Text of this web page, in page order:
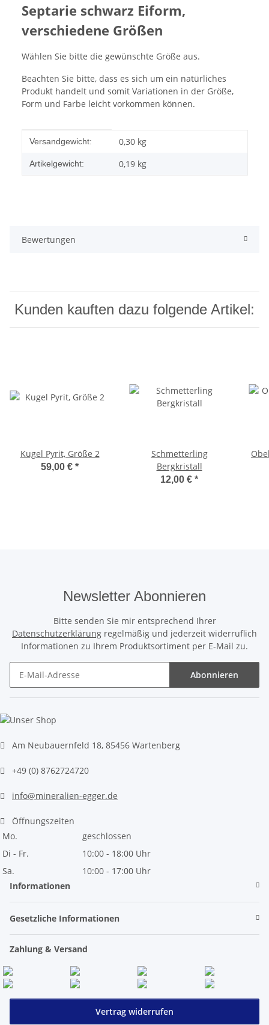
Septarie schwarz Eiform,
verschiedene Größen
Wählen Sie bitte die gewünschte Größe aus.
Beachten Sie bitte, dass es sich um ein natürliches
Produkt handelt und somit Variationen in der Größe,
Form und Farbe leicht vorkommen können.
Produkteigenschaft
Wert
Versandgewicht: 0,30 kg
Artikelgewicht: 0,19 kg
Bewertungen
Kunden kauften dazu folgende Artikel:
Kugel Pyrit, Größe 2
59,00 € *
Schmetterling
Bergkristall
12,00 € *
Newsletter Abonnieren
Bitte senden Sie mir entsprechend Ihrer
Datenschutzerklärung regelmäßig und jederzeit widerruflich
Informationen zu Ihrem Produktsortiment per E-Mail zu.
Abonnieren
Am Neubauernfeld 18, 85456 Wartenberg
+49 (0) 8762724720
info@mineralien-egger.de
Öffnungszeiten
Mo.
geschlossen
Di - Fr.
10:00 - 18:00 Uhr
Sa.
10:00 - 17:00 Uhr
Informationen
Gesetzliche Informationen
Zahlung & Versand
Vertrag widerrufen